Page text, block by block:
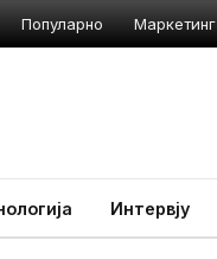
Популарно Маркетинг
Интервју